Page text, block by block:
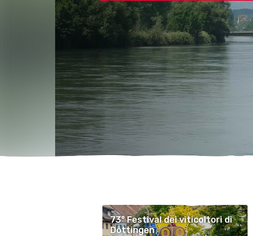
73° Festival dei viticoltori di
Döttingen